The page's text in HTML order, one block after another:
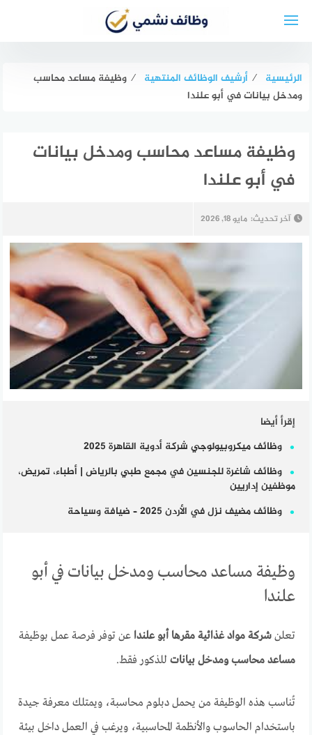
الرئيسية ⁄ أرشيف الوظائف المنتهية ⁄ وظيفة مساعد محاسب
ومدخل بيانات في أبو علندا
وظيفة مساعد محاسب ومدخل بيانات
في أبو علندا
آخر تحديث: مايو 18, 2026
إقرأ أيضا
وظائف ميكروبيولوجي شركة أدوية القاهرة 2025
وظائف شاغرة للجنسين في مجمع طبي بالرياض | أطباء، تمريض،
موظفين إداريين
وظائف مضيف نزل في الأردن 2025 – ضيافة وسياحة
وظيفة مساعد محاسب ومدخل بيانات في أبو
علندا
تعلنشركة مواد غذائية مقرها أبو علندا عن توفر فرصة عمل بوظيفة
مساعد محاسب ومدخل بيانات للذكور فقط.
تُناسب هذه الوظيفة من يحمل دبلوم محاسبة، ويمتلك معرفة جيدة
باستخدام الحاسوب والأنظمة المحاسبية، ويرغب في العمل داخل بيئة